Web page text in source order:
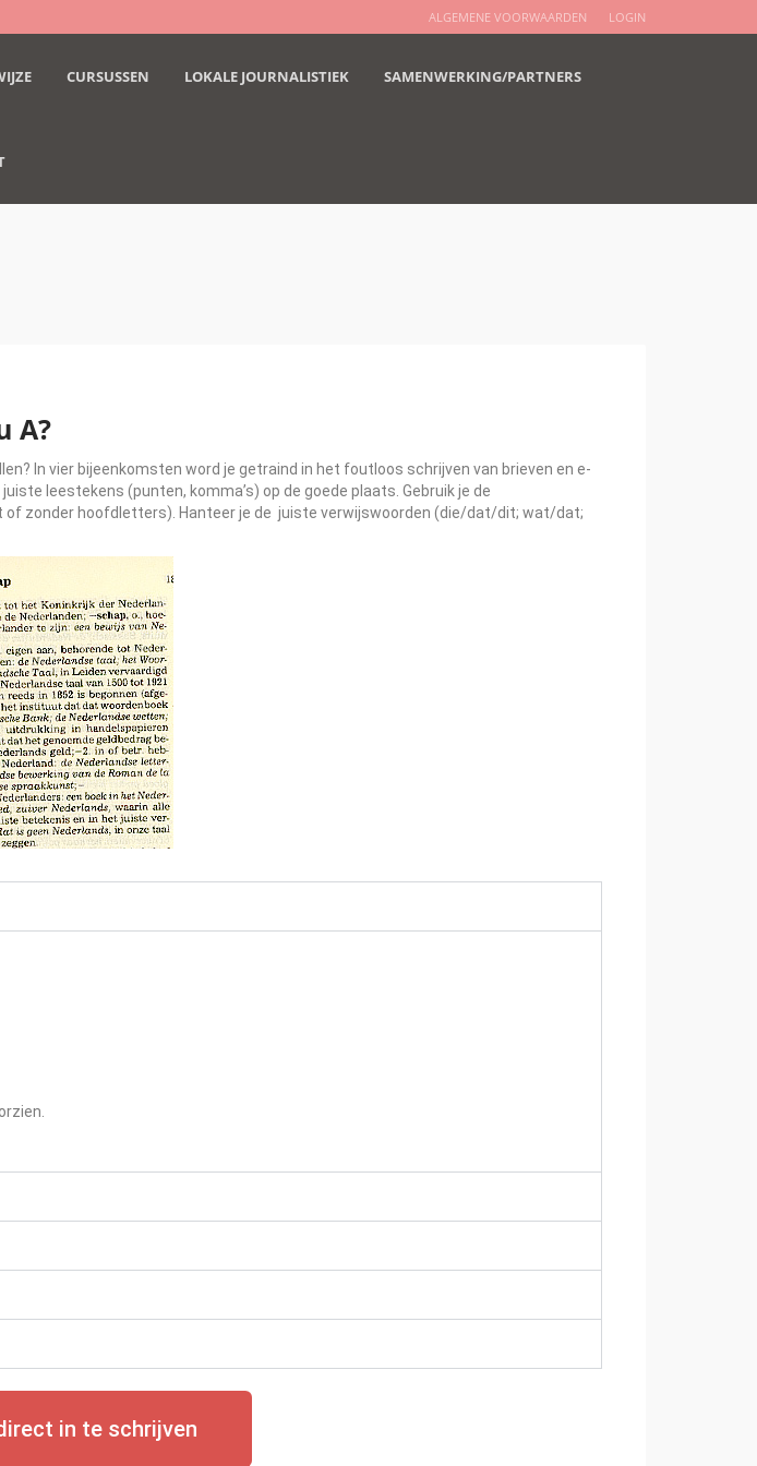
LOGIN
ALGEMENE VOORWAARDEN
CURSUSSEN LOKALE JOURNALISTIEK SAMENWERKING/PARTNERS
A?
In vier bijeenkomsten word je getraind in het foutloos schrijven van brieven en e-
leestekens (punten, komma’s) op de goede plaats. Gebruik je de
of zonder hoofdletters). Hanteer je de juiste verwijswoorden (die/dat/dit; wat/dat;
in te schrijven